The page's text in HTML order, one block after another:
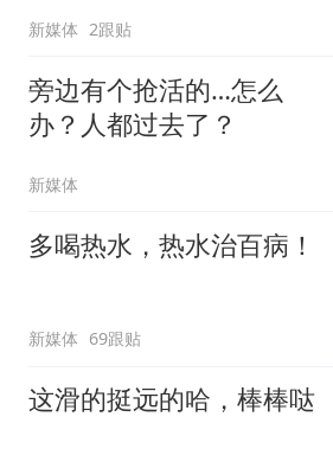
新媒体 2跟贴
旁边有个抢活的…怎么
办？人都过去了？
新媒体
多喝热水，热水治百病！
新媒体 69跟贴
这滑的挺远的哈，棒棒哒